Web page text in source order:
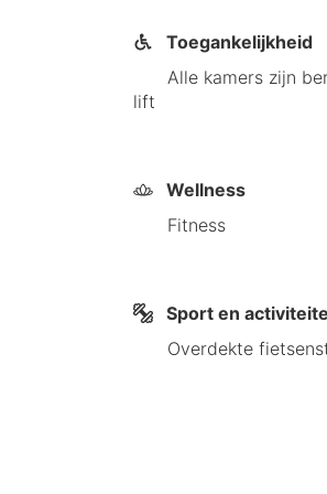
Toegankelijkheid
lift
Wellness
Fitness
Sport en
Overdekte